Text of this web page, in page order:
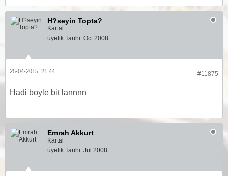
H?seyin Topta?
Kartal
üyelik Tarihi: Oct 2008
#11875
25-04-2015, 21:44
Hadi boyle bit lannnn
Emrah Akkurt
Kartal
üyelik Tarihi: Jul 2008